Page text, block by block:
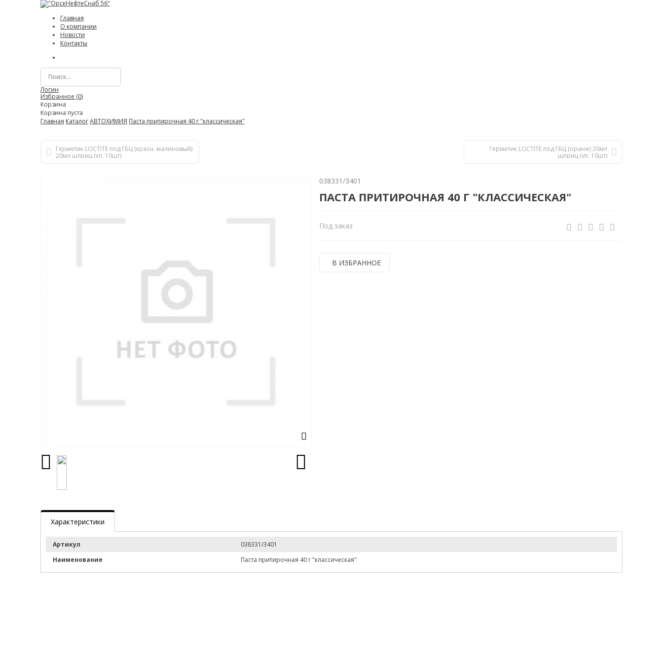
Главная
О компании
Новости
Контакты
Логин
Избранное (0)
Корзина
Корзина пуста
Главная КаталогАВТОХИМИЯ Паста притирочная 40 г "классическая"
Герметик LOCTITE под ГБЦ (красн. малиновый)
20мл шприц (уп. 10шт)
Герметик LOCTITE под ГБЦ (оранж) 20мл
шприц (уп. 10шт)
038331/3401
ПАСТА ПРИТИРОЧНАЯ 40 Г "КЛАССИЧЕСКАЯ"
Под заказ
В ИЗБРАННОЕ
Характеристики
Артикул
038331/3401
Наименование
Паста притирочная 40 г "классическая"